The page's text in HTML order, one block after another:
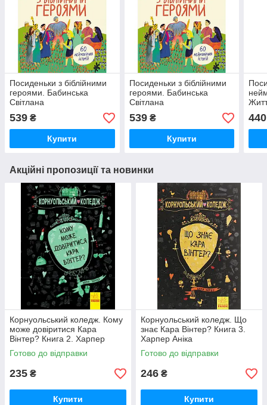
Посиденьки з біблійними
героями. Бабинська
Світлана
539 ₴
Купити
Посиденьки з біблійними
героями. Бабинська
Світлана
539₴
Купити
для
440
Акційні пропозиції та новинки
Корнуольський коледж. Кому
може довіритися Кара
Вінтер? Книга 2. Харпер
Аніка
Готово до відправки
235 ₴
Купити
Корнуольський коледж. Що
знає Кара Вінтер? Книга 3.
Харпер Аніка
Готово до відправки
246 ₴
Купити